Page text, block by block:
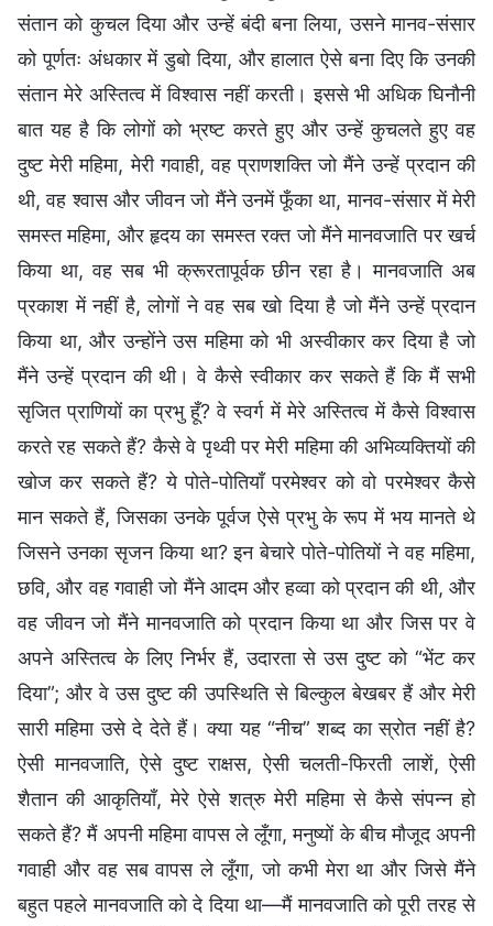
संतान को कुचल दिया और उन्हें बंदी बना लिया, उसने मानव-संसार
को पूर्णतः अंधकार में डुबो दिया, और हालात ऐसे बना दिए कि उनकी
संतान मेरे अस्तित्व में विश्वास नहीं करती। इससे भी अधिक घिनौनी
बात यह है कि लोगों को भ्रष्ट करते हुए और उन्हें कुचलते हुए वह
दुष्ट मेरी महिमा, मेरी गवाही, वह प्राणशक्ति जो मैंने उन्हें प्रदान की
थी, वह श्वास और जीवन जो मैंने उनमें फूँका था, मानव-संसार में मेरी
समस्त महिमा, और हृदय का समस्त रक्त जो मैंने मानवजाति पर खर्च
किया था, वह सब भी क्रूरतापूर्वक छीन रहा है। मानवजाति अब
प्रकाश में नहीं है, लोगों ने वह सब खो दिया है जो मैंने उन्हें प्रदान
किया था, और उन्होंने उस महिमा को भी अस्वीकार कर दिया है जो
मैंने उन्हें प्रदान की थी। वे कैसे स्वीकार कर सकते हैं कि मैं सभी
सृजित प्राणियों का प्रभु हूँ? वे स्वर्ग में मेरे अस्तित्व में कैसे विश्वास
करते रह सकते हैं? कैसे वे पृथ्वी पर मेरी महिमा की अभिव्यक्तियों की
खोज कर सकते हैं? ये पोते-पोतियाँ परमेश्वर को वो परमेश्वर कैसे
मान सकते हैं, जिसका उनके पूर्वज ऐसे प्रभु के रूप में भय मानते थे
जिसने उनका सृजन किया था? इन बेचारे पोते-पोतियों ने वह महिमा,
छवि, और वह गवाही जो मैंने आदम और हव्वा को प्रदान की थी, और
वह जीवन जो मैंने मानवजाति को प्रदान किया था और जिस पर वे
अपने अस्तित्व के लिए निर्भर हैं, उदारता से उस दुष्ट को “भेंट कर
दिया”; और वे उस दुष्ट की उपस्थिति से बिल्कुल बेखबर हैं और मेरी
सारी महिमा उसे दे देते हैं। क्या यह “नीच” शब्द का स्रोत नहीं है?
ऐसी मानवजाति, ऐसे दुष्ट राक्षस, ऐसी चलती-फिरती लाशें, ऐसी
शैतान की आकृतियाँ, मेरे ऐसे शत्रु मेरी महिमा से कैसे संपन्न हो
सकते हैं? मैं अपनी महिमा वापस ले लूँगा, मनुष्यों के बीच मौजूद अपनी
गवाही और वह सब वापस ले लूँगा, जो कभी मेरा था और जिसे मैंने
बहुत पहले मानवजाति को दे दिया था—मैं मानवजाति को पूरी तरह से